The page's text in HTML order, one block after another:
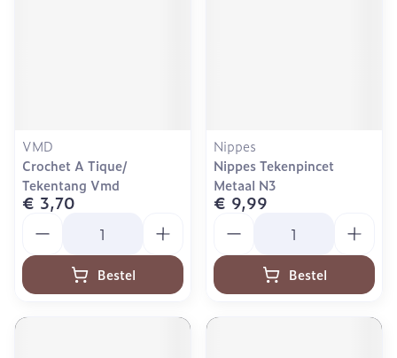
VMD
Crochet A Tique/
Tekentang Vmd
€ 3,70
Bestel
Nippes
Nippes Tekenpincet
Metaal N3
€ 9,99
Bestel